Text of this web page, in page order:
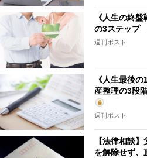
《人生の終
の3ステップ
週刊ポスト
《人生最後
産整理の3段
週刊ポスト
【法律相談
を解除せず